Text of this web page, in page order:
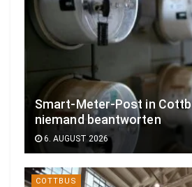
Smart-Meter-Post in
niemand beantworten
6. AUGUST 2026
COTTBUS